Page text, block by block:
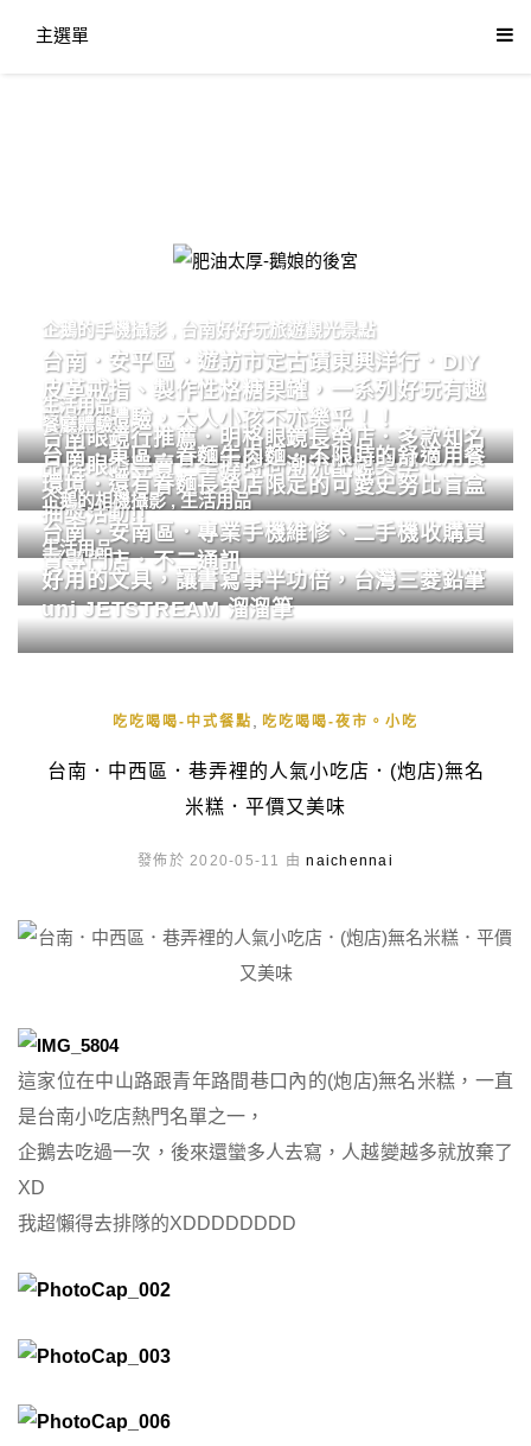
主選單
肥油太厚-鵝娘的後宮
企鵝的手機攝影 台南好好玩旅遊觀光景點
台南．安平區．遊訪市定古蹟東興洋行．DIY
皮革戒指、製作性格糖果罐，一系列好玩有趣
的手作體驗，大人小孩不亦樂乎！！
生活用品
台南眼鏡行推薦．明格眼鏡長榮店．多款知名
品牌眼鏡專賣．掌握時尚潮流配鏡美學。
餐廳體驗
台南．東區．眷麵牛肉麵．不限時的舒適用餐
環境．還有眷麵長榮店限定的可愛史努比盲盒
抽獎活動!!
企鵝的相機攝影,生活用品
台南．安南區．專業手機維修、二手機收購買
賣專門店．不二通訊
生活用品
好用的文具，讓書寫事半功倍，台灣三菱鉛筆
uni JETSTREAM 溜溜筆
吃吃喝喝-中式餐點 吃吃喝喝-夜市。小吃
台南．中西區．巷弄裡的人氣小吃店．(炮店)無名
米糕．平價又美味
發佈於 2020-05-11 由naichennai
這家位在中山路跟青年路間巷口內的(炮店)無名米糕，一直
是台南小吃店熱門名單之一，
企鵝去吃過一次，後來還蠻多人去寫，人越變越多就放棄了
XD
我超懶得去排隊的XDDDDDDDD